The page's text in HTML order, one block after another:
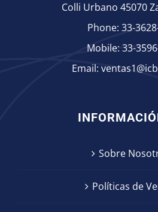
Colli Urbano 45070
Phone: 33-
Mobile: 33-
Email:
Sobre
Políticas de